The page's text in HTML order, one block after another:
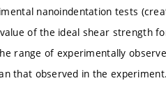
nanoindentation tests
of the ideal shear strength
range of experimentally
that observed in the experiment.